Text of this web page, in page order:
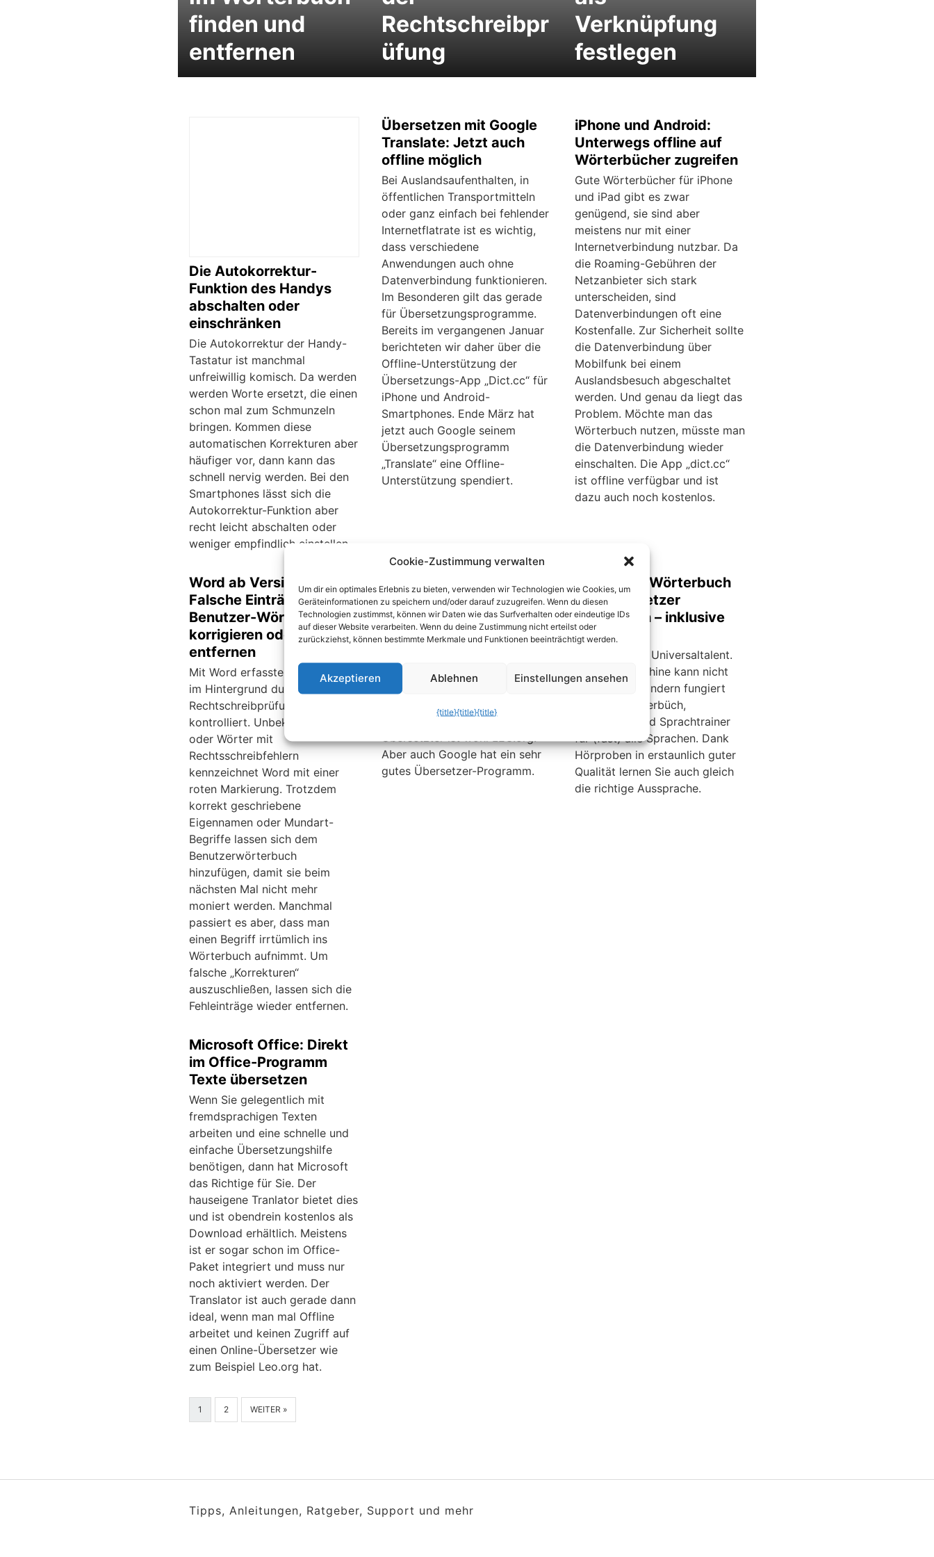
finden und
entfernen
Rechtschreibpr
üfung
Verknüpfung
festlegen
Die Autokorrektur-
Funktion des Handys
abschalten oder
einschränken
Die Autokorrektur der Handy-
Tastatur ist manchmal
unfreiwillig komisch. Da werden
werden Worte ersetzt, die einen
schon mal zum Schmunzeln
bringen. Kommen diese
automatischen Korrekturen aber
häufiger vor, dann kann das
schnell nervig werden. Bei den
Smartphones lässt sich die
Autokorrektur-Funktion aber
recht leicht abschalten oder
weniger empfindlich einstellen.
Übersetzen mit Google
Translate: Jetzt auch
offline möglich
Bei Auslandsaufenthalten, in
öffentlichen Transportmitteln
oder ganz einfach bei fehlender
Internetflatrate ist es wichtig,
dass verschiedene
Anwendungen auch ohne
Datenverbindung funktionieren.
Im Besonderen gilt das gerade
für Übersetzungsprogramme.
Bereits im vergangenen Januar
berichteten wir daher über die
Offline-Unterstützung der
Übersetzungs-App „Dict.cc“ für
iPhone und Android-
Smartphones. Ende März hat
jetzt auch Google seinem
Übersetzungsprogramm
„Translate“ eine Offline-
Unterstützung spendiert.
iPhone und Android:
Unterwegs offline auf
Wörterbücher zugreifen
Gute Wörterbücher für iPhone
und iPad gibt es zwar
genügend, sie sind aber
meistens nur mit einer
Internetverbindung nutzbar. Da
die Roaming-Gebühren der
Netzanbieter sich stark
unterscheiden, sind
Datenverbindungen oft eine
Kostenfalle. Zur Sicherheit sollte
die Datenverbindung über
Mobilfunk bei einem
Auslandsbesuch abgeschaltet
werden. Und genau da liegt das
Problem. Möchte man das
Wörterbuch nutzen, müsste man
die Datenverbindung wieder
einschalten. Die App „dict.cc“
ist offline verfügbar und ist
dazu auch noch kostenlos.
Word ab Version 2000:
Falsche Einträge im
Benutzer-Wörterbuch
korrigieren oder ganz
entfernen
Mit Word erfasste Texte werden
im Hintergrund durch die
Rechtschreibprüfung
kontrolliert. Unbekannte Wörter
oder Wörter mit
Rechtsschreibfehlern
kennzeichnet Word mit einer
roten Markierung. Trotzdem
korrekt geschriebene
Eigennamen oder Mundart-
Begriffe lassen sich dem
Benutzerwörterbuch
hinzufügen, damit sie beim
nächsten Mal nicht mehr
moniert werden. Manchmal
passiert es aber, dass man
einen Begriff irrtümlich ins
Wörterbuch aufnimmt. Um
falsche „Korrekturen“
auszuschließen, lassen sich die
Fehleinträge wieder entfernen.
Google-Übersetzer:
Vokabel- und Sprach-
Training leichtgemacht
Wer oft Texte übersetzt, dem
kostenlose und auch
kostenpflichtige
Verfügung. Der bekannteste
Übersetzter ist wohl LEO.org.
Aber auch Google hat ein sehr
gutes Übersetzer-Programm.
Google als Wörterbuch
und Übersetzer
verwenden – inklusive
Hörprobe
Google ist ein Universaltalent.
Die Suchmaschine kann nicht
nur suchen, sondern fungiert
auch als Wörterbüch,
Übersetzer und Sprachtrainer
für (fast) alle Sprachen. Dank
Hörproben in erstaunlich guter
Qualität lernen Sie auch gleich
die richtige Aussprache.
Microsoft Office: Direkt
im Office-Programm
Texte übersetzen
Wenn Sie gelegentlich mit
fremdsprachigen Texten
arbeiten und eine schnelle und
einfache Übersetzungshilfe
benötigen, dann hat Microsoft
das Richtige für Sie. Der
hauseigene Tranlator bietet dies
und ist obendrein kostenlos als
Download erhältlich. Meistens
ist er sogar schon im Office-
Paket integriert und muss nur
noch aktiviert werden. Der
Translator ist auch gerade dann
ideal, wenn man mal Offline
arbeitet und keinen Zugriff auf
einen Online-Übersetzer wie
zum Beispiel Leo.org hat.
1 2 WEITER »
Tipps, Anleitungen, Ratgeber, Support und mehr
Cookie-Zustimmung verwalten
Um dir ein optimales Erlebnis zu bieten, verwenden wir Technologien wie Cookies, um
Geräteinformationen zu speichern und/oder darauf zuzugreifen. Wenn du diesen
Technologien zustimmst, können wir Daten wie das Surfverhalten oder eindeutige IDs
auf dieser Website verarbeiten. Wenn du deine Zustimmung nicht erteilst oder
zurückziehst, können bestimmte Merkmale und Funktionen beeinträchtigt werden.
Akzeptieren Ablehnen Einstellungen ansehen
{title}{title}{title}